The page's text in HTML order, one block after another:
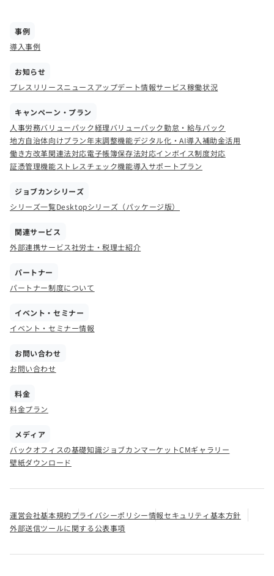
事例
導入事例
お知らせ
プレスリリースニュース アップデート情報サービス稼働状況
キャンペーン・プラン
人事労務バリューパック経理バリューパック勤怠・給与パック
地方自治体向けプラン年末調整機能デジタル化・AI導入補助金活用
働き方改革関連法対応電子帳簿保存法対応インボイス制度対応
証憑管理機能ストレスチェック機能導入サポートプラン
ジョブカンシリーズ
シリーズ一覧Desktopシリーズ（パッケージ版）
関連サービス
外部連携サービス社労士・税理士紹介
パートナー
パートナー制度について
イベント・セミナー
イベント・セミナー情報
お問い合わせ
お問い合わせ
料金
料金プラン
メディア
バックオフィスの基礎知識ジョブカンマーケットCMギャラリー
壁紙ダウンロード
運営会社基本規約プライバシーポリシー情報セキュリティ基本方針
外部送信ツールに関する公表事項